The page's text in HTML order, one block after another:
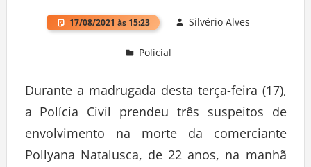
17/08/2021 às 15:23 Silvério Alves
Policial
Durante a madrugada desta terça-feira (17),
a Polícia Civil prendeu três suspeitos de
envolvimento na morte da comerciante
Pollyana Natalusca, de 22 anos, na manhã